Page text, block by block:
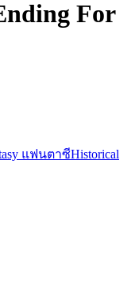
For
แฟนตาซีHistorical